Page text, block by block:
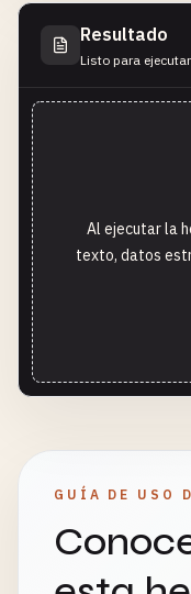
Resultado
Listo para ejecutar
Al ejecutar la
texto, datos
GUÍA DE USO